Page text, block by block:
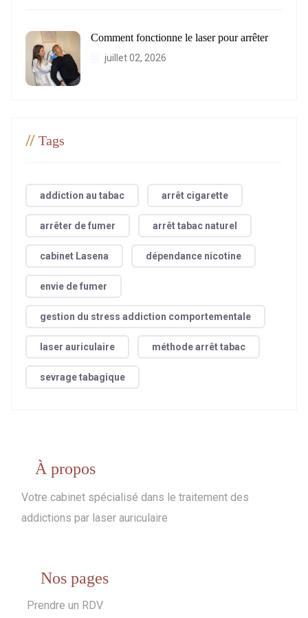
Comment fonctionne le laser pour arrêter
juillet 02, 2026
// Tags
addiction au tabac arrêt cigarette
arrêter de fumer arrêt tabac naturel
cabinet Lasena dépendance nicotine
envie de fumer
gestion du stress addiction comportementale
laser auriculaire méthode arrêt tabac
sevrage tabagique
À propos
Votre cabinet spécialisé dans le traitement des
addictions par laser auriculaire
Nos pages
Prendre un RDV